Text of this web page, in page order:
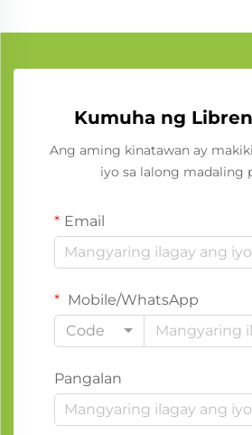
Kumuha ng
Ang aming kinatawan ay
iyo sa lalong madaling
Email
Mobile/WhatsApp
Code
Pangalan